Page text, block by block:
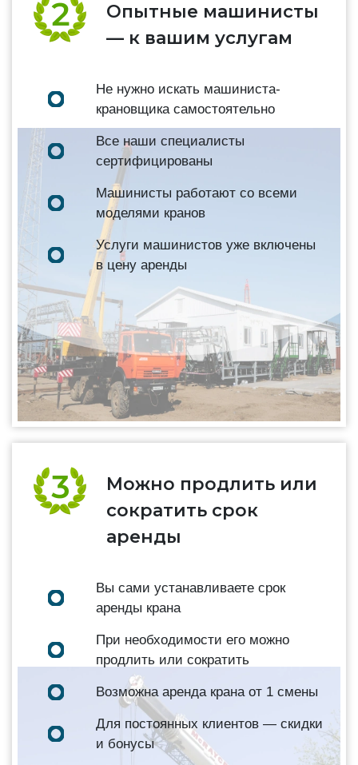
Опытные машинисты
— к вашим услугам
Не нужно искать машиниста-
крановщика самостоятельно
Все наши специалисты
сертифицированы
Машинисты работают со всеми
моделями кранов
Услуги машинистов уже включены
в цену аренды
Можно продлить или
сократить срок
аренды
Вы сами устанавливаете срок
аренды крана
При необходимости его можно
продлить или сократить
Возможна аренда крана от 1 смены
Для постоянных клиентов — скидки
и бонусы